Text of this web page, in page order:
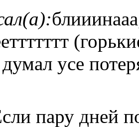
усе
пару дней